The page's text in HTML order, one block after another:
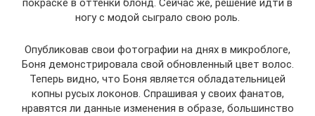
покраске в оттенки блонд. Сейчас же, решение идти в
ногу с модой сыграло свою роль.
Опубликовав свои фотографии на днях в микроблоге,
Боня демонстрировала свой обновленный цвет волос.
Теперь видно, что Боня является обладательницей
копны русых локонов. Спрашивая у своих фанатов,
нравятся ли данные изменения в образе, большинство